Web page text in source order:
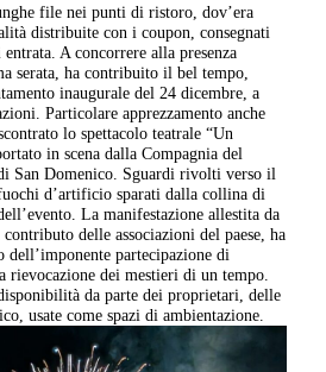
file nei punti di ristoro, dov’era
distribuite con i coupon, consegnati
A concorrere alla presenza
serata, ha contribuito il bel tempo,
inaugurale del 24 dicembre, a
Particolare apprezzamento anche
lo spettacolo teatrale “Un
in scena dalla Compagnia del
San Domenico. Sguardi rivolti verso il
d’artificio sparati dalla collina di
La manifestazione allestita da
delle associazioni del paese, ha
partecipazione di
dei mestieri di un tempo.
da parte dei proprietari, delle
usate come spazi di ambientazione.